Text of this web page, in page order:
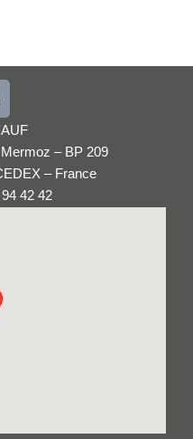
– BP 209
– France
42 42